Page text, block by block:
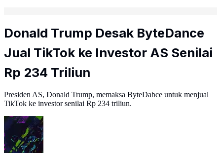
Donald Trump Desak ByteDance
Jual TikTok ke Investor AS Senilai
Rp 234 Triliun
Presiden AS, Donald Trump, memaksa ByteDabce untuk menjual
TikTok ke investor senilai Rp 234 triliun.